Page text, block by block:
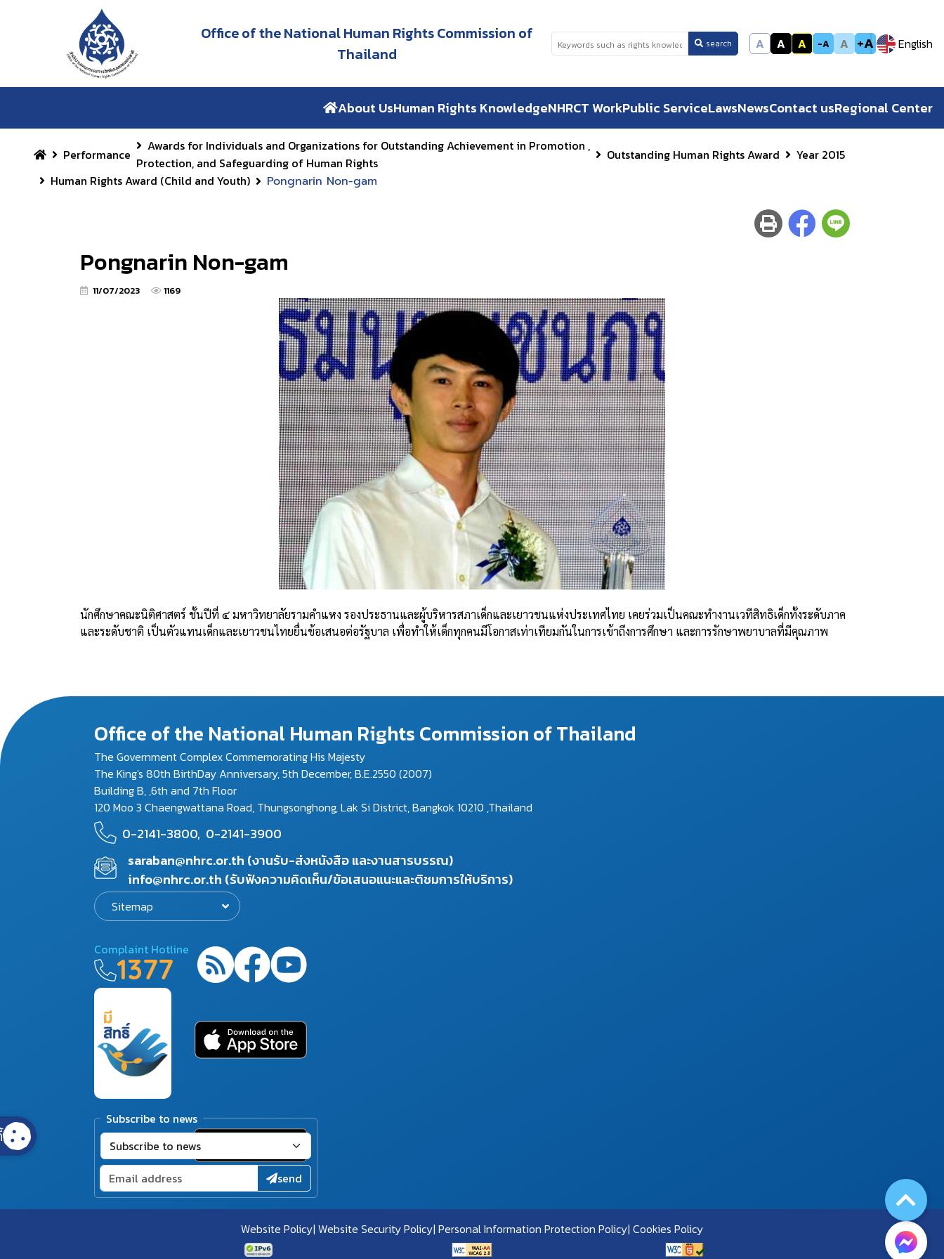
Office of the National Human Rights Commission of
Thailand
search A A A -A A +A English
About UsHuman Rights KnowledgeNHRCT WorkPublic ServiceLawsNewsContact usRegional Center
Performance
Awards for Individuals and Organizations for Outstanding Achievement in Promotion ,
Protection, and Safeguarding of Human Rights
Outstanding Human Rights Award
Year 2015
Human Rights Award (Child and Youth)
Pongnarin Non-gam
Pongnarin Non-gam
11/07/2023 1169
นักศึกษาคณะนิติศาสตร์ ชั้นปีที่ ๔ มหาวิทยาลัยรามคำแหง รองประธานและผู้บริหารสภาเด็กและเยาวชนแห่งประเทศไทย เคยร่วมเป็นคณะทำงานเวทีสิทธิเด็กทั้งระดับภาค
และระดับชาติ เป็นตัวแทนเด็กและเยาวชนไทยยื่นข้อเสนอต่อรัฐบาล เพื่อทำให้เด็กทุกคนมีโอกาสเท่าเทียมกันในการเข้าถึงการศึกษา และการรักษาพยาบาลที่มีคุณภาพ
Office of the National Human Rights Commission of Thailand
The Government Complex Commemorating His Majesty
The King's 80th BirthDay Anniversary, 5th December, B.E.2550 (2007)
Building B, ,6th and 7th Floor
120 Moo 3 Chaengwattana Road, Thungsonghong, Lak Si District, Bangkok 10210 ,Thailand
0-2141-3800, 0-2141-3900
saraban@nhrc.or.th (งานรับ-ส่งหนังสือ และงานสารบรรณ)
info@nhrc.or.th (รับฟังความคิดเห็น/ข้อเสนอแนะและติชมการให้บริการ)
Sitemap
Complaint Hotline
1377
Subscribe to news
send
Website Policy Website Security Policy Personal Information Protection Policy Cookies Policy